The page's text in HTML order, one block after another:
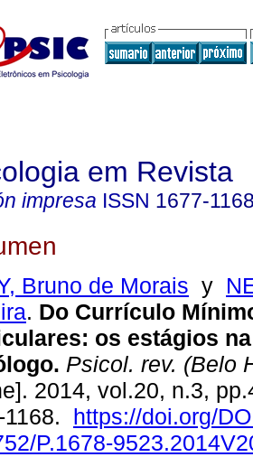
em Revista
impresa ISSN 1677-
Bruno de Morais y
. Do Currículo
: os estágios
. Psicol. rev. (Belo
2014, vol.20, n.3,
1168. https://doi.org/
P.1678-